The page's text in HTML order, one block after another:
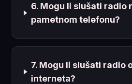
6. Mogu li slušati radio
pametnom telefonu?
7. Mogu li slušati radio
interneta?